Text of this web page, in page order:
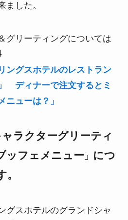
ました。
グリーティングについては
ングスホテルのレストラン
ディナーで注文するとミ
ニューは？」
ャラクターグリーティ
ッフェメニュー 」 につ
グスホテルのグランドシャ